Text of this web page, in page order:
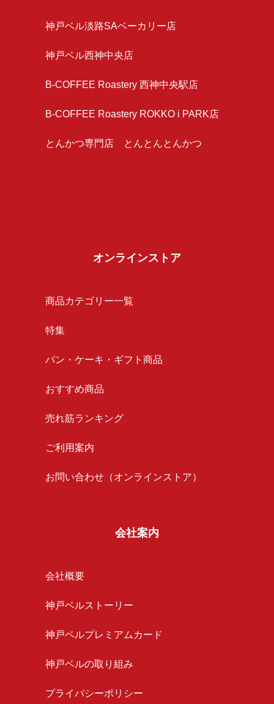
神戸ベル淡路SAベーカリー店
神戸ベル西神中央店
B-COFFEE Roastery 西神中央駅店
B-COFFEE Roastery ROKKO i PARK店
とんかつ専門店 とんとんとんかつ
オンラインストア
商品カテゴリー一覧
特集
パン・ケーキ・ギフト商品
おすすめ商品
売れ筋ランキング
ご利用案内
お問い合わせ（オンラインストア）
会社案内
会社概要
神戸ベルストーリー
神戸ベルプレミアムカード
神戸ベルの取り組み
プライバシーポリシー